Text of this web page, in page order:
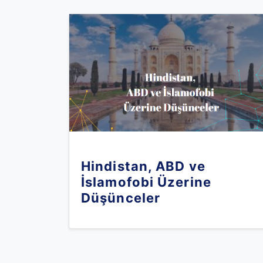
Hindistan, ABD ve
İslamofobi Üzerine
Düşünceler